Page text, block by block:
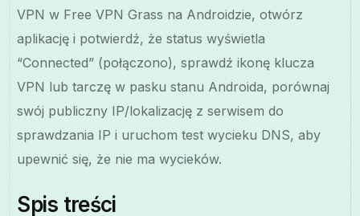
VPN w Free VPN Grass na Androidzie, otwórz
aplikację i potwierdź, że status wyświetla
“Connected” (połączono), sprawdź ikonę klucza
VPN lub tarczę w pasku stanu Androida, porównaj
swój publiczny IP/lokalizację z serwisem do
sprawdzania IP i uruchom test wycieku DNS, aby
upewnić się, że nie ma wycieków.
Spis treści